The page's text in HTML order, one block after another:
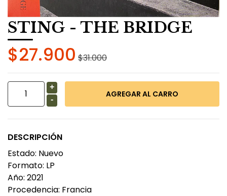
STING - THE BRIDGE
$27.900 $31.000
+
-
DESCRIPCIÓN
Estado: Nuevo
Formato: LP
Año: 2021
Procedencia: Francia